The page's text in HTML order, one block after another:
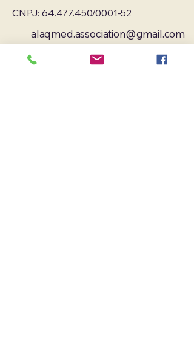
CNPJ:64.477.450/0001-52
alaqmed.association@gmail.com